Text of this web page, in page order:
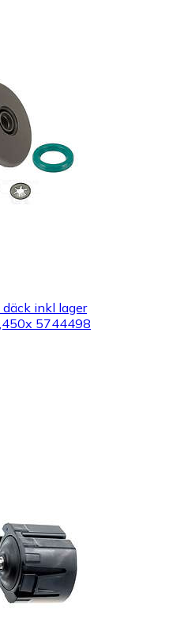
däck inkl lager
5744498